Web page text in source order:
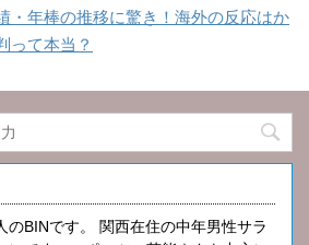
・年棒の推移に驚き！海外の反応はか
って本当？
のBINです。 関西在住の中年男性サラ